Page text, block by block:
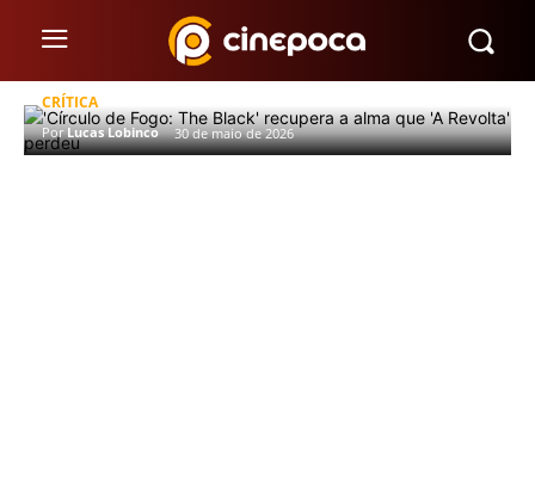
recupera a alma que ‘A Revolta’
CRÍTICA
Por Lucas Lobinco 30 de maio de 2026